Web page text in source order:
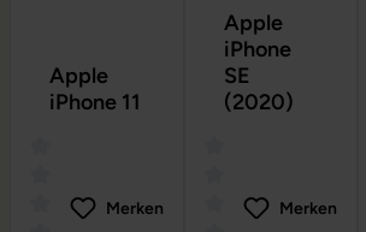
Apple
iPhone 11
Merken
Apple
iPhone
SE
(2020)
Merken